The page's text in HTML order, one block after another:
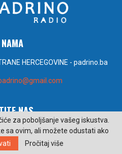
HERCEGOVINE - padrino.ba
NAS
za poboljšanje vašeg iskustva.
sa ovim, ali možete odustati ako
Pročitaj više